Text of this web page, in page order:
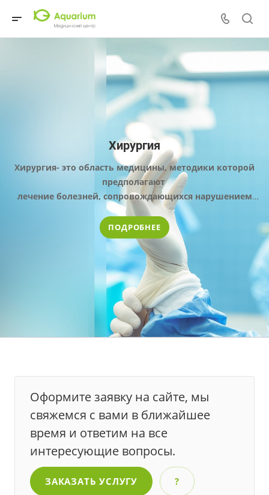
Хирургия
Хирургия- это область медицины, методики которой
предполагают
лечение болезней, сопровождающихся нарушением
целостности
кожных покровов и внутренних тканей организма.
ПОДРОБНЕЕ
Оформите заявку на сайте, мы
свяжемся с вами в ближайшее
время и ответим на все
интересующие вопросы.
ЗАКАЗАТЬ УСЛУГУ ?